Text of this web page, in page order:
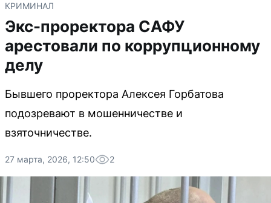
КРИМИНАЛ
Экс-проректора САФУ
арестовали по коррупционному
делу
Бывшего проректора Алексея Горбатова
подозревают в мошенничестве и
взяточничестве.
27 марта, 2026, 12:50 2